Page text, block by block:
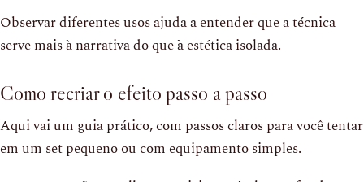
Observar diferentes usos ajuda a entender que a técnica
serve mais à narrativa do que à estética isolada.
Como recriar o efeito passo a passo
Aqui vai um guia prático, com passos claros para você tentar
em um set pequeno ou com equipamento simples.